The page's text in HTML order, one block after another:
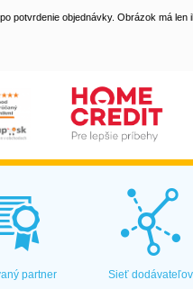
potvrdenie objednávky. Obrázok má len
partner Sieť dodávateľov